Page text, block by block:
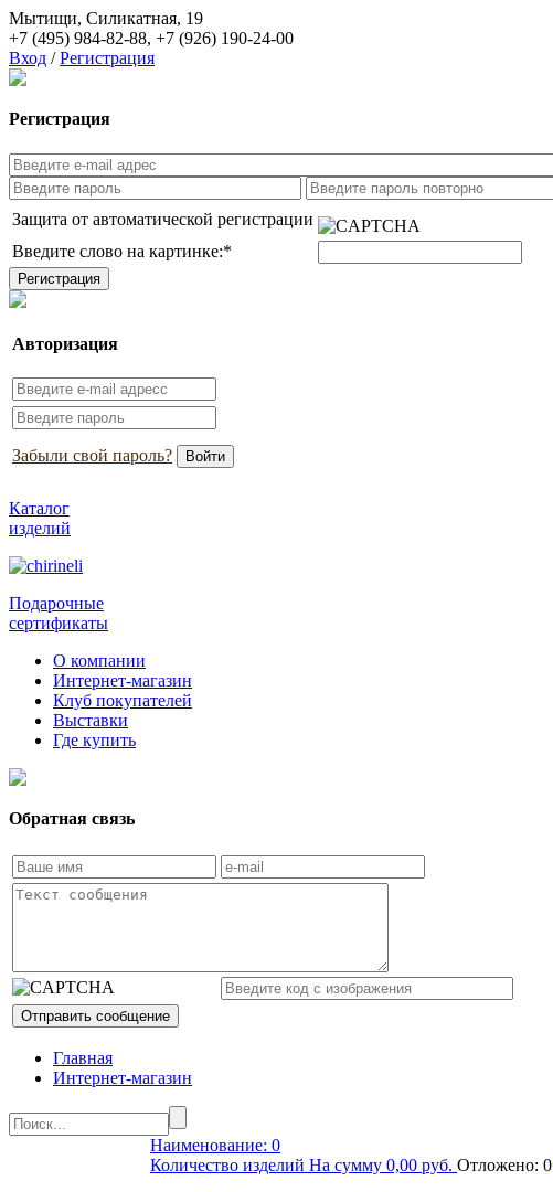
Мытищи, Силикатная, 19
+7 (495) 984-82-88, +7 (926) 190-24-00
Вход / Регистрация
Регистрация
Защита от автоматической регистрации
Введите слово на картинке:*
Авторизация
Забыли свой пароль?
Каталог
изделий
Подарочные
сертификаты
О компании
Интернет-магазин
Клуб покупателей
Выставки
Где купить
Обратная связь
Главная
Интернет-магазин
Наименование: 0
Количество изделий На сумму 0,00 руб. Отложено: 0